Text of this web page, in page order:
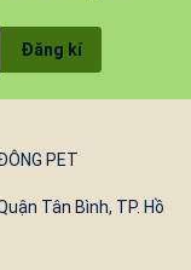
Đăng kí
PET
Tân Bình, TP. Hồ